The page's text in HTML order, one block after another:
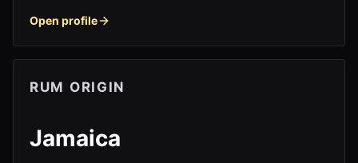
Open profile
RUM ORIGIN
Jamaica